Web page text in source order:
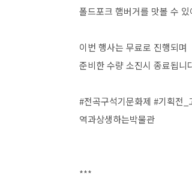
폴드포크 햄버거를 맛볼 수
이번 행사는 무료로 진행되며
준비한 수량 소진시 종료됩니
#전곡구석기문화제 #기획전
역과상생하는박물관
***